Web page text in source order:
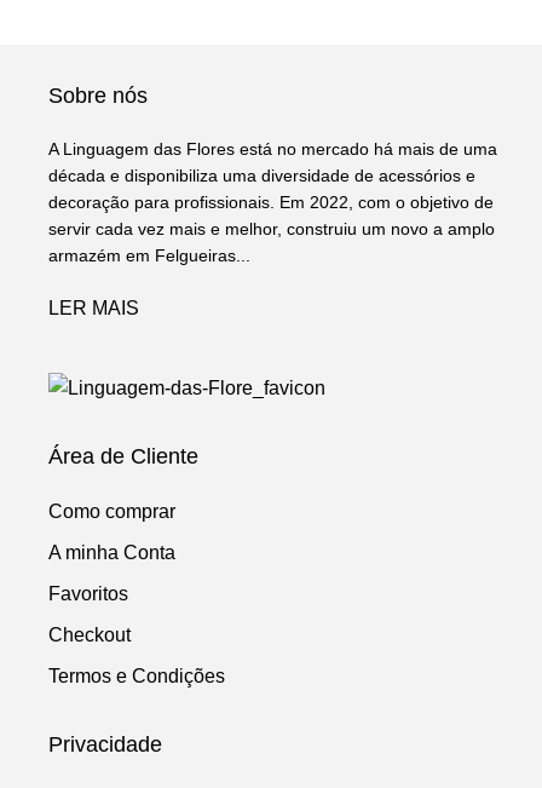
Sobre nós
A Linguagem das Flores está no mercado há mais de uma
década e disponibiliza uma diversidade de acessórios e
decoração para profissionais. Em 2022, com o objetivo de
servir cada vez mais e melhor, construiu um novo a amplo
armazém em Felgueiras...
LER MAIS
Área de Cliente
Como comprar
A minha Conta
Favoritos
Checkout
Termos e Condições
Privacidade